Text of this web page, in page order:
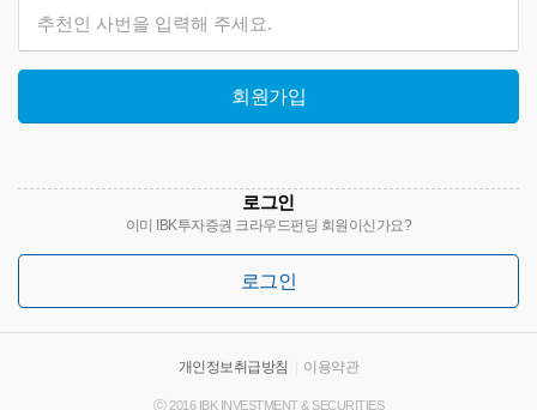
회원가입
로그인
이미 IBK투자증권 크라우드펀딩 회원이신가요?
로그인
개인정보취급방침 이용약관
ⓒ 2016 IBK INVESTMENT & SECURITIES